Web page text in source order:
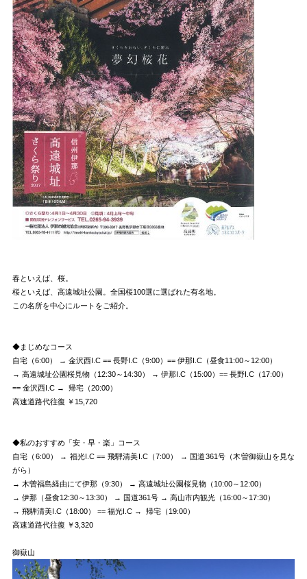
春といえば、桜。
桜といえば、高遠城址公園。全国桜100選に選ばれた有名地。
この名所を中心にルートをご紹介。
◆まじめなコース
自宅（6:00） → 金沢西I.C == 長野I.C（9:00）== 伊那I.C（昼食11:00～12:00）
→ 高遠城址公園桜見物（12:30～14:30） → 伊那I.C（15:00）== 長野I.C（17:00）
== 金沢西I.C → 帰宅（20:00）
高速道路代往復 ￥15,720
◆私のおすすめ「安・早・楽」コース
自宅（6:00） → 福光I.C == 飛騨清美I.C（7:00） → 国道361号（木曽御嶽山を見な
がら）
→ 木曽福島経由にて伊那（9:30） → 高遠城址公園桜見物（10:00～12:00）
→ 伊那（昼食12:30～13:30） → 国道361号 → 高山市内観光（16:00～17:30）
→ 飛騨清美I.C（18:00） == 福光I.C → 帰宅（19:00）
高速道路代往復 ￥3,320
御嶽山